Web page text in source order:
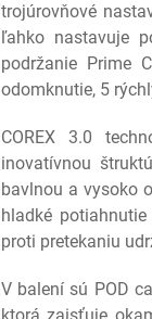
trojúrovňové
ľahko nastavuje
podržanie Prime
odomknutie, 5
COREX 3.0
inovatívnou
bavlnou a vysoko
hladké
proti pretekaniu
V balení sú POD